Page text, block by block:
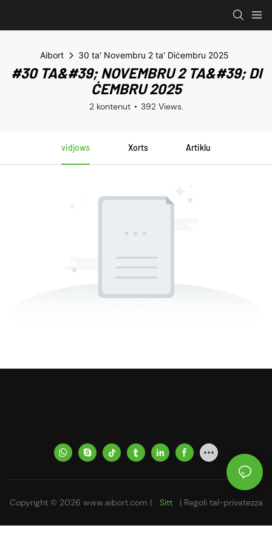
Aibort 30 ta' Novembru 2 ta' Diċembru 2025
#30 TA&#39; NOVEMBRU 2 TA&#39; DI
ĊEMBRU 2025
2 kontenut 392 Views.
vidjows Xorts Artiklu
Copyright © 2026 www.aibort.com | Sitt | Regoli tal-privatezza